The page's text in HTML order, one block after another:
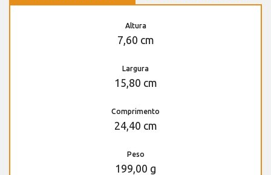
Altura
7,60 cm
Largura
15,80 cm
Comprimento
24,40 cm
Peso
199,00 g